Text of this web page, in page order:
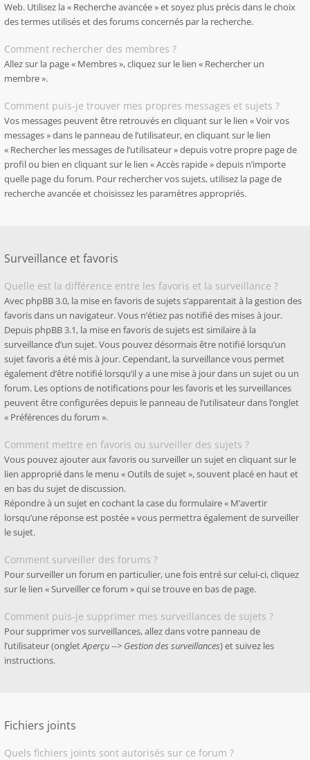
Web. Utilisez la « Recherche avancée » et soyez plus précis dans le choix
des termes utilisés et des forums concernés par la recherche.
Comment rechercher des membres ?
Allez sur la page « Membres », cliquez sur le lien « Rechercher un
membre ».
Comment puis-je trouver mes propres messages et sujets ?
Vos messages peuvent être retrouvés en cliquant sur le lien « Voir vos
messages » dans le panneau de l’utilisateur, en cliquant sur le lien
« Rechercher les messages de l’utilisateur » depuis votre propre page de
profil ou bien en cliquant sur le lien « Accès rapide » depuis n’importe
quelle page du forum. Pour rechercher vos sujets, utilisez la page de
recherche avancée et choisissez les paramètres appropriés.
Surveillance et favoris
Quelle est la différence entre les favoris et la surveillance ?
Avec phpBB 3.0, la mise en favoris de sujets s’apparentait à la gestion des
favoris dans un navigateur. Vous n’étiez pas notifié des mises à jour.
Depuis phpBB 3.1, la mise en favoris de sujets est similaire à la
surveillance d’un sujet. Vous pouvez désormais être notifié lorsqu’un
sujet favoris a été mis à jour. Cependant, la surveillance vous permet
également d’être notifié lorsqu’il y a une mise à jour dans un sujet ou un
forum. Les options de notifications pour les favoris et les surveillances
peuvent être configurées depuis le panneau de l’utilisateur dans l’onglet
« Préférences du forum ».
Comment mettre en favoris ou surveiller des sujets ?
Vous pouvez ajouter aux favoris ou surveiller un sujet en cliquant sur le
lien approprié dans le menu « Outils de sujet », souvent placé en haut et
en bas du sujet de discussion.
Répondre à un sujet en cochant la case du formulaire « M’avertir
lorsqu’une réponse est postée » vous permettra également de surveiller
le sujet.
Comment surveiller des forums ?
Pour surveiller un forum en particulier, une fois entré sur celui-ci, cliquez
sur le lien « Surveiller ce forum » qui se trouve en bas de page.
Comment puis-je supprimer mes surveillances de sujets ?
Pour supprimer vos surveillances, allez dans votre panneau de
l’utilisateur (ongletAperçu --> Gestion des surveillances) et suivez les
instructions.
Fichiers joints
Quels fichiers joints sont autorisés sur ce forum ?